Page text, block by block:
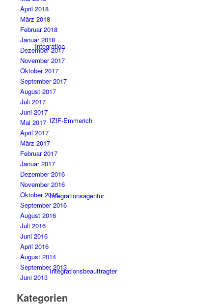
Integration
IZIF-Emmerich
Integrationsagentur
Integrationsbeauftragter
April 2018
März 2018
Februar 2018
Januar 2018
Dezember 2017
November 2017
Oktober 2017
September 2017
August 2017
Juli 2017
Juni 2017
Mai 2017
April 2017
März 2017
Februar 2017
Januar 2017
Dezember 2016
November 2016
Oktober 2016
September 2016
August 2016
Juli 2016
Juni 2016
April 2016
August 2014
September 2013
Juni 2013
Kategorien